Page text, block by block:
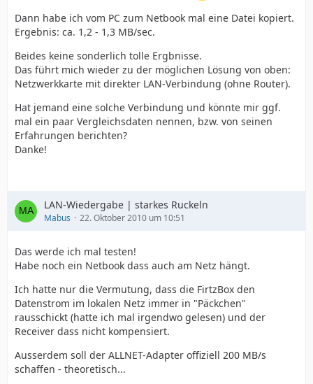
Dann habe ich vom PC zum Netbook mal eine Datei kopiert.
Ergebnis: ca. 1,2 - 1,3 MB/sec.
Beides keine sonderlich tolle Ergbnisse.
Das führt mich wieder zu der möglichen Lösung von oben:
Netzwerkkarte mit direkter LAN-Verbindung (ohne Router).
Hat jemand eine solche Verbindung und könnte mir ggf.
mal ein paar Vergleichsdaten nennen, bzw. von seinen
Erfahrungen berichten?
Danke!
LAN-Wiedergabe | starkes Ruckeln
Mabus 22. Oktober 2010 um 10:51
Das werde ich mal testen!
Habe noch ein Netbook dass auch am Netz hängt.
Ich hatte nur die Vermutung, dass die FirtzBox den
Datenstrom im lokalen Netz immer in "Päckchen"
rausschickt (hatte ich mal irgendwo gelesen) und der
Receiver dass nicht kompensiert.
Ausserdem soll der ALLNET-Adapter offiziell 200 MB/s
schaffen - theoretisch...